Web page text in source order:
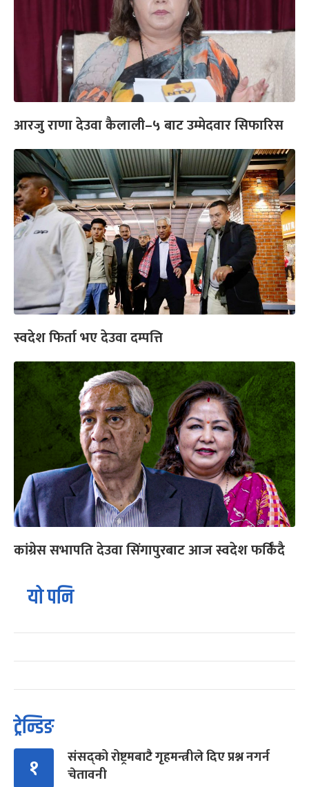
आरजु राणा देउवा कैलाली–५ बाट उम्मेदवार सिफारिस
स्वदेश फिर्ता भए देउवा दम्पत्ति
कांग्रेस सभापति देउवा सिंगापुरबाट आज स्वदेश फर्किँदै
यो पनि
ट्रेन्डिङ
१
संसद्को रोष्ट्रमबाटै गृहमन्त्रीले दिए प्रश्न नगर्न
चेतावनी